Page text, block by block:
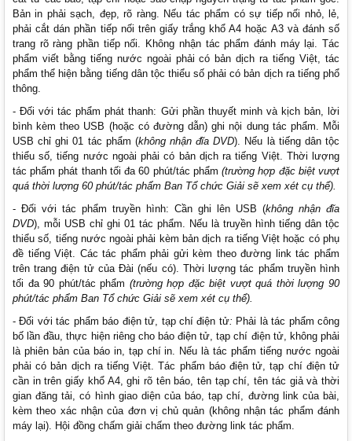
Bản in phải sạch, đẹp, rõ ràng. Nếu tác phẩm có sự tiếp nối nhỏ, lẻ,
phải cắt dán phần tiếp nối trên giấy trắng khổ A4 hoặc A3 và đánh số
trang rõ ràng phần tiếp nối. Không nhận tác phẩm đánh máy lại. Tác
phẩm viết bằng tiếng nước ngoài phải có bản dịch ra tiếng Việt, tác
phẩm thể hiện bằng tiếng dân tộc thiểu số phải có bản dịch ra tiếng phổ
thông.
- Đối với tác phẩm phát thanh: Gửi phần thuyết minh và kịch bản, lời
bình kèm theo USB (hoặc có đường dẫn) ghi nội dung tác phẩm. Mỗi
USB chỉ ghi 01 tác phẩm (không nhận đĩa DVD). Nếu là tiếng dân tộc
thiểu số, tiếng nước ngoài phải có bản dịch ra tiếng Việt. Thời lượng
tác phẩm phát thanh tối đa 60 phút/tác phẩm(trường hợp đặc biệt vượt
quá thời lượng 60 phút/tác phẩm Ban Tổ chức Giải sẽ xem xét cụ thể).
- Đối với tác phẩm truyền hình: Cần ghi lên USB (không nhận đĩa
DVD), mỗi USB chỉ ghi 01 tác phẩm. Nếu là truyền hình tiếng dân tộc
thiểu số, tiếng nước ngoài phải kèm bản dịch ra tiếng Việt hoặc có phụ
đề tiếng Việt. Các tác phẩm phải gửi kèm theo đường link tác phẩm
trên trang điện tử của Đài (nếu có). Thời lượng tác phẩm truyền hình
tối đa 90 phút/tác phẩm (trường hợp đặc biệt vượt quá thời lượng 90
phút/tác phẩm Ban Tổ chức Giải sẽ xem xét cụ thể).
- Đối với tác phẩm báo điện tử, tạp chí điện tử: Phải là tác phẩm công
bố lần đầu, thực hiện riêng cho báo điện tử, tạp chí điện tử, không phải
là phiên bản của báo in, tạp chí in. Nếu là tác phẩm tiếng nước ngoài
phải có bản dịch ra tiếng Việt. Tác phẩm báo điện tử, tạp chí điện tử
cần in trên giấy khổ A4, ghi rõ tên báo, tên tạp chí, tên tác giả và thời
gian đăng tải, có hình giao diện của báo, tạp chí, đường link của bài,
kèm theo xác nhận của đơn vị chủ quản (không nhận tác phẩm đánh
máy lại). Hội đồng chấm giải chấm theo đường link tác phẩm.